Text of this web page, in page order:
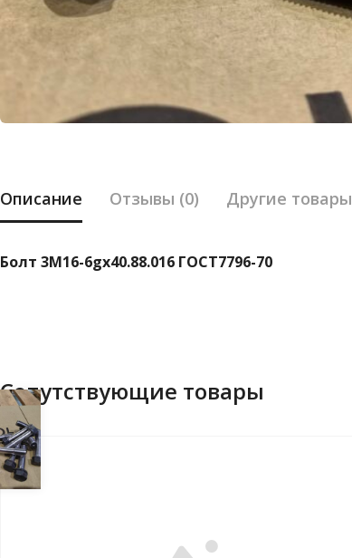
Описание Отзывы (0) Другие товары
Болт 3М16-6gx40.88.016 ГОСТ7796-70
Сопутствующие товары